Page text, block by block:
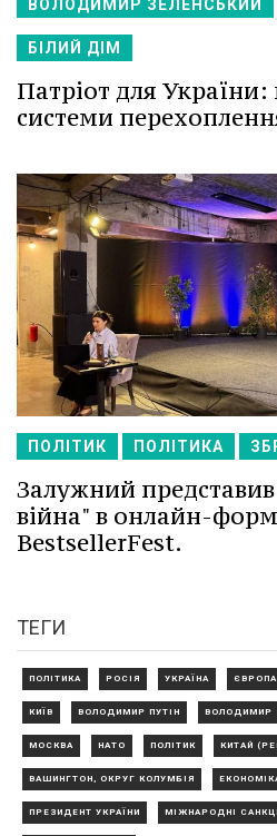
ВОЛОДИМИР ЗЕЛЕНСЬКИЙ
БІЛИЙ ДІМ
Патріот для
системи
ПОЛІТИК ПОЛІТИКА
Залужний
війна" в онлайн-
BestsellerFest.
ТЕГИ
ПОЛІТИКА РОСІЯ УКРАЇНА ЄВРОПА
КИЇВ ВОЛОДИМИР ПУТІН ВОЛОДИМИР
МОСКВА НАТО ПОЛІТИК КИТАЙ
ВАШИНГТОН, ОКРУГ КОЛУМБІЯ
ПРЕЗИДЕНТ УКРАЇНИ МІЖНАРОДНІ